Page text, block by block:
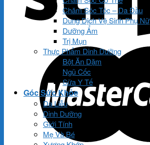
Chăm Sóc Tóc – Da Đầu
Dung Dịch Vệ Sinh Phụ Nữ
Dưỡng Ẩm
Trị Mụn
Thực Phẩm Dinh Dưỡng
Bột Ăn Dặm
Ngũ Cốc
Sữa Y Tế
Góc Sức Khỏe
Da Liễu
Dinh Dưỡng
Giới Tính
Mẹ Và Bé